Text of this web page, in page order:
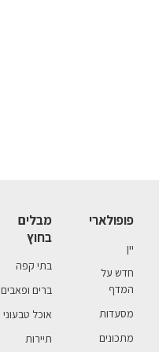
פופולארי
יין
חדש על
המדף
מסעדות
מתכונים
מבלים
בחוץ
בתי קפה
ברים ופאבים
אוכל טבעוני
תיירות